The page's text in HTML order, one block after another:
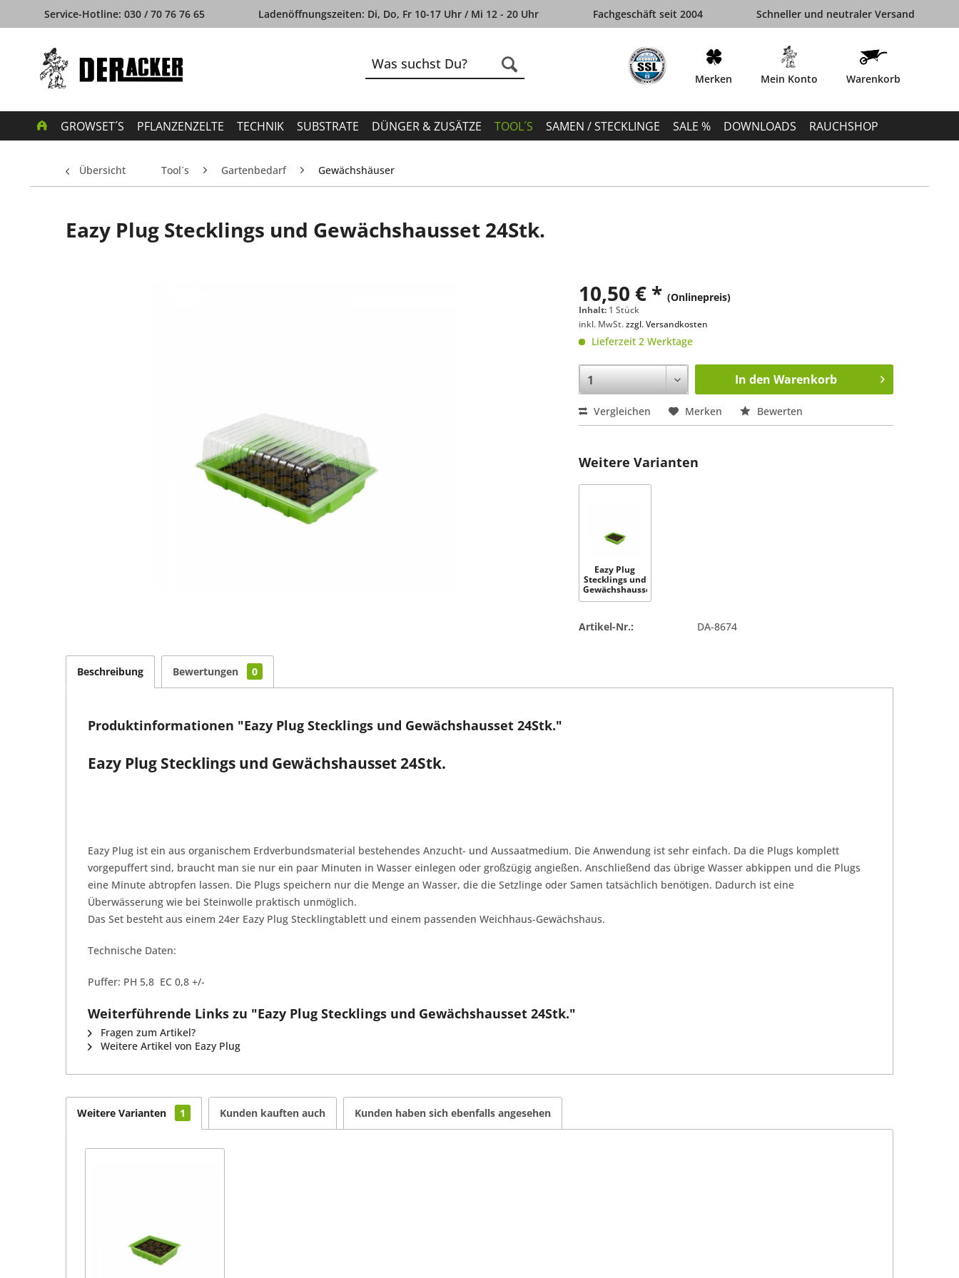
Service-Hotline: 030 / 70 76 76 65 Ladenöffnungszeiten: Di, Do, Fr 10-17 Uhr / Mi 12 - 20 Uhr Fachgeschäft seit 2004 Schneller und neutraler Versand
Merken Mein Konto Warenkorb
GROWSET´S PFLANZENZELTE TECHNIK SUBSTRATE DÜNGER & ZUSÄTZE TOOL´S SAMEN / STECKLINGE SALE % DOWNLOADS RAUCHSHOP
Übersicht Tool´s Gartenbedarf Gewächshäuser
Eazy Plug Stecklings und Gewächshausset 24Stk.
10,50 € *(Onlinepreis)
Inhalt: 1 Stück
inkl. MwSt.zzgl. Versandkosten
Lieferzeit 2 Werktage
In den Warenkorb
Vergleichen Merken Bewerten
Weitere Varianten
Eazy Plug
Stecklings und
Gewächshausset
12Stk.
Artikel-Nr.: DA-8674
Beschreibung Bewertungen 0
Produktinformationen "Eazy Plug Stecklings und Gewächshausset 24Stk."
Eazy Plug Stecklings und Gewächshausset 24Stk.
Eazy Plug ist ein aus organischem Erdverbundsmaterial bestehendes Anzucht- und Aussaatmedium. Die Anwendung ist sehr einfach. Da die Plugs komplett
vorgepuffert sind, braucht man sie nur ein paar Minuten in Wasser einlegen oder großzügig angießen. Anschließend das übrige Wasser abkippen und die Plugs
eine Minute abtropfen lassen. Die Plugs speichern nur die Menge an Wasser, die die Setzlinge oder Samen tatsächlich benötigen. Dadurch ist eine
Überwässerung wie bei Steinwolle praktisch unmöglich.
Das Set besteht aus einem 24er Eazy Plug Stecklingtablett und einem passenden Weichhaus-Gewächshaus.
Technische Daten:
Puffer: PH 5,8 EC 0,8 +/-
Weiterführende Links zu "Eazy Plug Stecklings und Gewächshausset 24Stk."
Fragen zum Artikel?
Weitere Artikel von Eazy Plug
Weitere Varianten 1 Kunden kauften auch Kunden haben sich ebenfalls angesehen